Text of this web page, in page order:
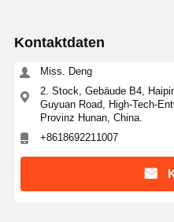
Kontaktdaten
Miss. Deng
2. Stock, Gebäude B4,
Guyuan Road, High-Tech-
Provinz Hunan, China.
+8618692211007